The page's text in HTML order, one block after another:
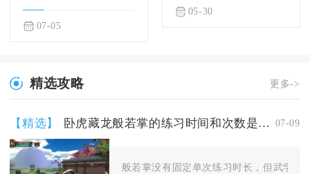
07-05
05-30
精选攻略 更多->
【精选】 卧虎藏龙般若掌的练习时间和次数是多少 07-09
般若掌没有固定单次练习时长，但武学每